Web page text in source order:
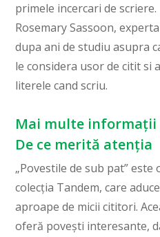
primele incercari de
Rosemary Sassoon,
dupa ani de studiu asupra
le considera usor de citit si
literele cand scriu.
Mai multe informații
De ce merită atenția
„Povestile de sub pat”
colecția Tandem, care
aproape de micii cititori.
oferă povești interesante,